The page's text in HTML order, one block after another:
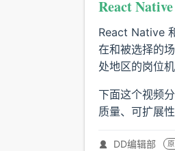
React
React Native
在和被选择的
处地区的岗位
下面这个视频
质量、可扩展
DD编辑部